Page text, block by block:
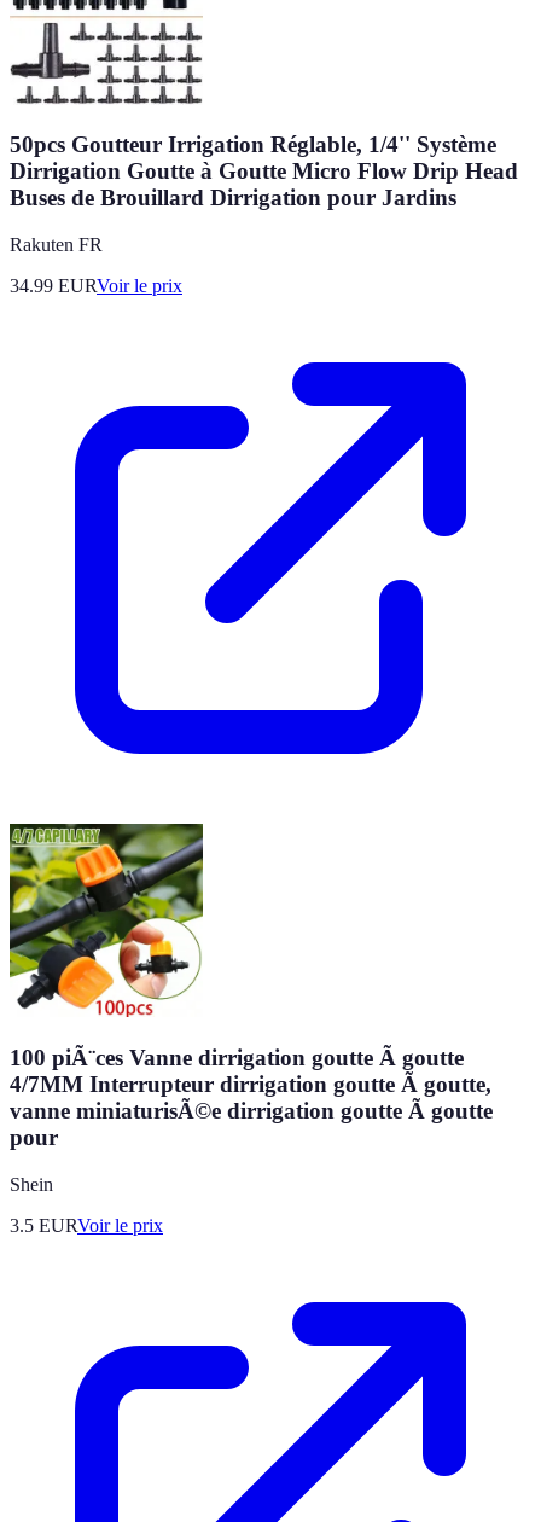
50pcs Goutteur Irrigation Réglable, 1/4'' Système
Dirrigation Goutte à Goutte Micro Flow Drip Head
Buses de Brouillard Dirrigation pour Jardins
Rakuten FR
34.99 EURVoir le prix
100 piÃ¨ces Vanne dirrigation goutte Ã goutte
4/7MM Interrupteur dirrigation goutte Ã goutte,
vanne miniaturisÃ©e dirrigation goutte Ã goutte
pour
Shein
3.5 EURVoir le prix